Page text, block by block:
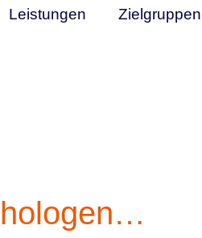
Leistungen Zielgruppen